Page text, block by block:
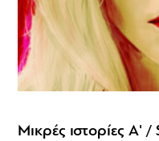
Μικρές ιστορίες Α'